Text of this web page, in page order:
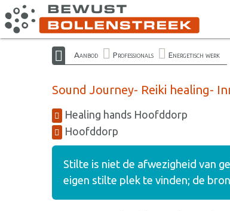
Aanbod Professionals Energetisch werk
Sound Journey- Reiki healing-
Healing hands Hoofddorp
Hoofddorp
Stilte is niet de afwezigheid van
eigen stilte plek te vinden; de